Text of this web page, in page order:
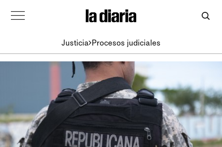
Justicia Procesos judiciales